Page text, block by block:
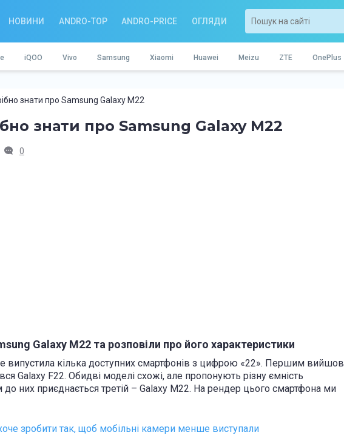
НОВИНИ ANDRO-TOP ANDRO-PRICE ОГЛЯДИ
iQOO Vivo Samsung Xiaomi Huawei Meizu ZTE OnePlus
знати про Samsung Galaxy M22
знати про Samsung Galaxy M22
0
Galaxy M22 та розповіли про його характеристики
випустила кілька доступних смартфонів з цифрою «22». Першим вийшов
Galaxy F22. Обидві моделі схожі, але пропонують різну ємність
них приєднається третій – Galaxy M22. На рендер цього смартфона ми
зробити так, щоб мобільні камери менше виступали